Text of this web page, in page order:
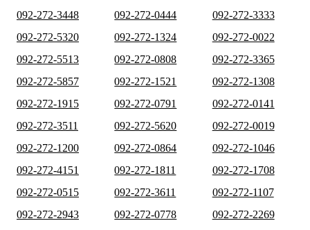
092-272-3448
092-272-0444
092-272-3333
092-272-5320
092-272-1324
092-272-0022
092-272-5513
092-272-0808
092-272-3365
092-272-5857
092-272-1521
092-272-1308
092-272-1915
092-272-0791
092-272-0141
092-272-3511
092-272-5620
092-272-0019
092-272-1200
092-272-0864
092-272-1046
092-272-4151
092-272-1811
092-272-1708
092-272-0515
092-272-3611
092-272-1107
092-272-2943
092-272-0778
092-272-2269